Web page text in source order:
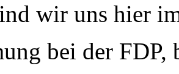
wir uns hier
bei der FDP,